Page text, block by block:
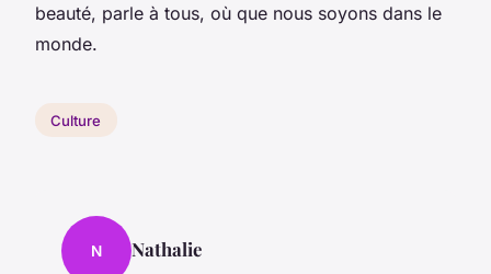
beauté, parle à tous, où que nous soyons dans le
monde.
Culture
N Nathalie